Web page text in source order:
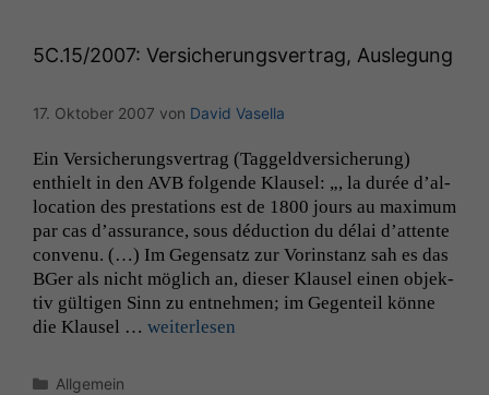
5C.15/2007: Versicherungsvertrag, Auslegung
17. Oktober 2007 von David Vasella
Ein Ver­sicherungsver­trag (Taggeld­ver­sicherung)
enthielt in den AVB fol­gende Klausel: „, la durée d’al­
lo­ca­tion des presta­tions est de 1800 jours au max­i­mum
par cas d’as­sur­ance, sous déduc­tion du délai d’at­tente
con­venu. (…) Im Gegen­satz zur Vorin­stanz sah es das
BGer als nicht möglich an, dieser Klausel einen objek­
tiv gülti­gen Sinn zu ent­nehmen; im Gegen­teil könne
die Klausel … weit­er­lesen
Kategorien
Allgemein